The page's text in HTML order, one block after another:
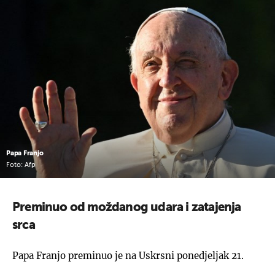
Papa Franjo
Foto: Afp
Preminuo od moždanog udara i zatajenja
srca
Papa Franjo preminuo je na Uskrsni ponedjeljak 21.